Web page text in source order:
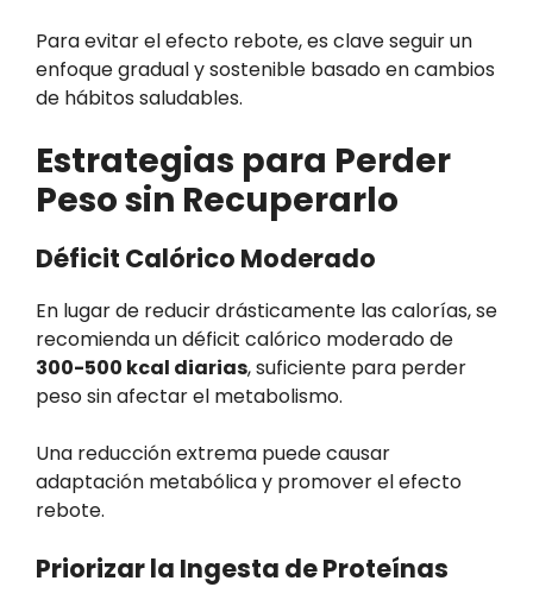
Para evitar el efecto rebote, es clave seguir un
enfoque gradual y sostenible basado en cambios
de hábitos saludables.
Estrategias para Perder
Peso sin Recuperarlo
Déficit Calórico Moderado
En lugar de reducir drásticamente las calorías, se
recomienda un déficit calórico moderado de
300-500 kcal diarias, suficiente para perder
peso sin afectar el metabolismo.
Una reducción extrema puede causar
adaptación metabólica y promover el efecto
rebote.
Priorizar la Ingesta de Proteínas